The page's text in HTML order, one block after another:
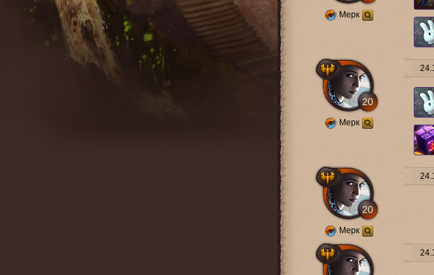
Мерк
20
Мерк
20
Мерк